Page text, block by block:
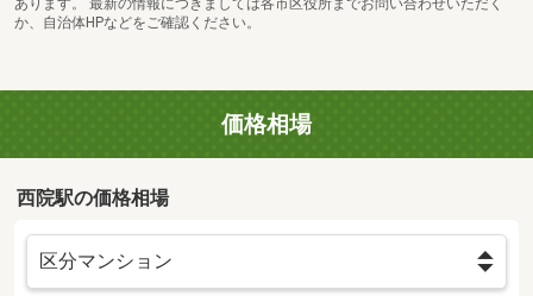
か、自治体HPなどをご確認ください。
価格相場
西院駅の価格相場